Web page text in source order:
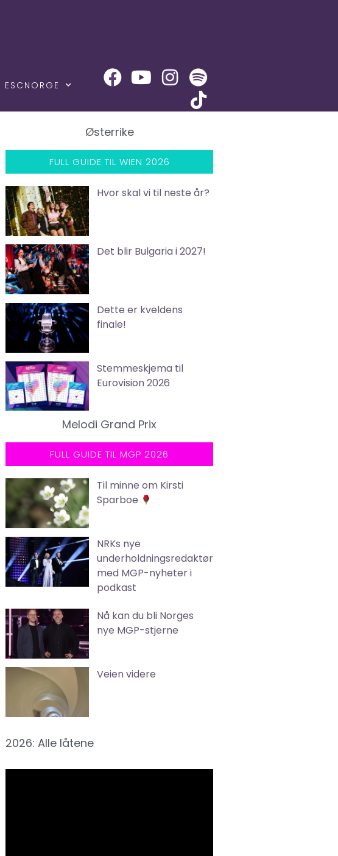
ESCNORGE
Østerrike
FULL GUIDE TIL WIEN 2026
Hvor skal vi til neste år?
Det blir Bulgaria i 2027!
Dette er kveldens
finale!
Stemmeskjema til
Eurovision 2026
Melodi Grand Prix
FULL GUIDE TIL MGP 2026
Til minne om Kirsti
Sparboe
NRKs nye
underholdningsredaktør
med MGP-nyheter i
podkast
Nå kan du bli Norges
nye MGP-stjerne
Veien videre
2026: Alle låtene